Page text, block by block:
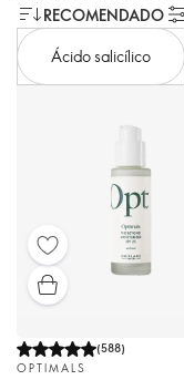
RECOMENDADO
Ácido salicílico
(588)
OPTIMALS